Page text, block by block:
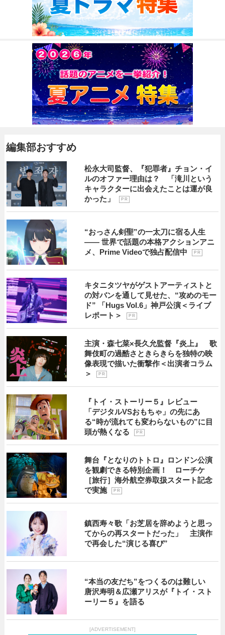
編集部おすすめ
松永大司監督、『犯罪者』チョン・イ
ルのオファー理由は？ 「滝川という
キャラクターに出会えたことは運が良
かった」
P R
“おっさん剣聖”の一太刀に宿る人生
―― 世界で話題の本格アクションアニ
メ、Prime Videoで独占配信中
P R
キタニタツヤがゲストアーティストと
の対バンを通して見せた、“攻めのモー
ド” 「Hugs Vol.6」神戸公演＜ライブ
レポート＞
P R
主演・森七菜×長久允監督『炎上』 歌
舞伎町の過酷さときらきらを独特の映
像表現で描いた衝撃作＜出演者コラム
＞
P R
『トイ・ストーリー５』レビュー
「デジタルVSおもちゃ」の先にあ
る“時が流れても変わらないもの”に目
頭が熱くなる
P R
舞台『となりのトトロ』ロンドン公演
を観劇できる特別企画！ ローチケ
［旅行］海外航空券取扱スタート記念
で実施
P R
鎮西寿々歌「お芝居を辞めようと思っ
てからの再スタートだった」 主演作
で再会した“演じる喜び”
“本当の友だち”をつくるのは難しい
唐沢寿明＆広瀬アリスが『トイ・スト
ーリー５』を語る
[ADVERTISEMENT]